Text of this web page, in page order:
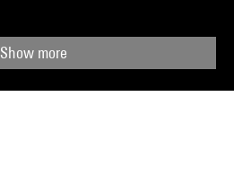
Show more